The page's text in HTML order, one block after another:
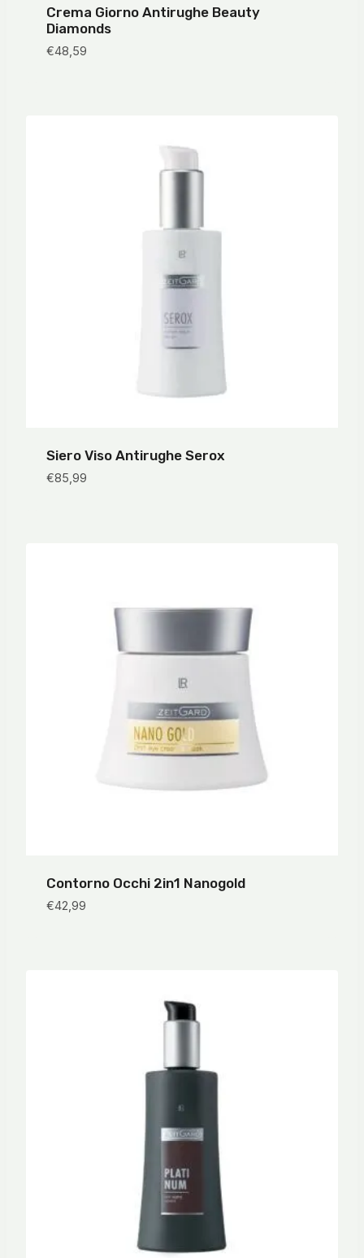
Crema Giorno Antirughe Beauty
Diamonds
€48,59
Siero Viso Antirughe Serox
€85,99
Contorno Occhi 2in1 Nanogold
€42,99